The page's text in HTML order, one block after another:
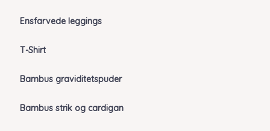
Ensfarvede leggings
T-Shirt
Bambus graviditetspuder
Bambus strik og cardigan